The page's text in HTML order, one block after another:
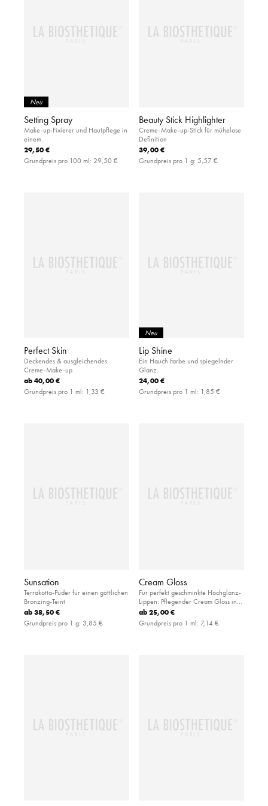
Neu
Setting Spray
Make-up-Fixierer und Hautpflege in
einem.
29,50 €
Grundpreis pro 100 ml: 29,50 €
Beauty Stick Highlighter
Creme-Make-up-Stick für mühelose
Definition
39,00 €
Grundpreis pro 1 g: 5,57 €
Perfect Skin
Deckendes & ausgleichendes
Creme-Make-up
ab40,00 €
Grundpreis pro 1 ml: 1,33 €
Neu
Lip Shine
Ein Hauch Farbe und spiegelnder
Glanz.
24,00 €
Grundpreis pro 1 ml: 1,85 €
Sunsation
Terrakotta-Puder für einen göttlichen
Bronzing-Teint
ab38,50 €
Grundpreis pro 1 g: 3,85 €
Cream Gloss
Für perfekt geschminkte Hochglanz-
Lippen: Pflegender Cream Gloss in
unwiderstehlichen Nuancen und mit
angenehm weicher Textur
ab25,00 €
Grundpreis pro 1 ml: 7,14 €